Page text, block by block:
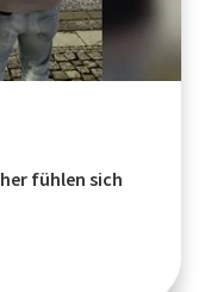
fühlen sich